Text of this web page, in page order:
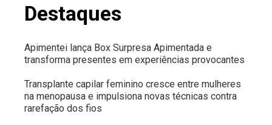
Destaques
Apimentei lança Box Surpresa Apimentada e
transforma presentes em experiências provocantes
Transplante capilar feminino cresce entre mulheres
na menopausa e impulsiona novas técnicas contra
rarefação dos fios